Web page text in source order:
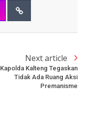
Next article
Kapolda Kalteng Tegaskan
Tidak Ada Ruang Aksi
Premanisme